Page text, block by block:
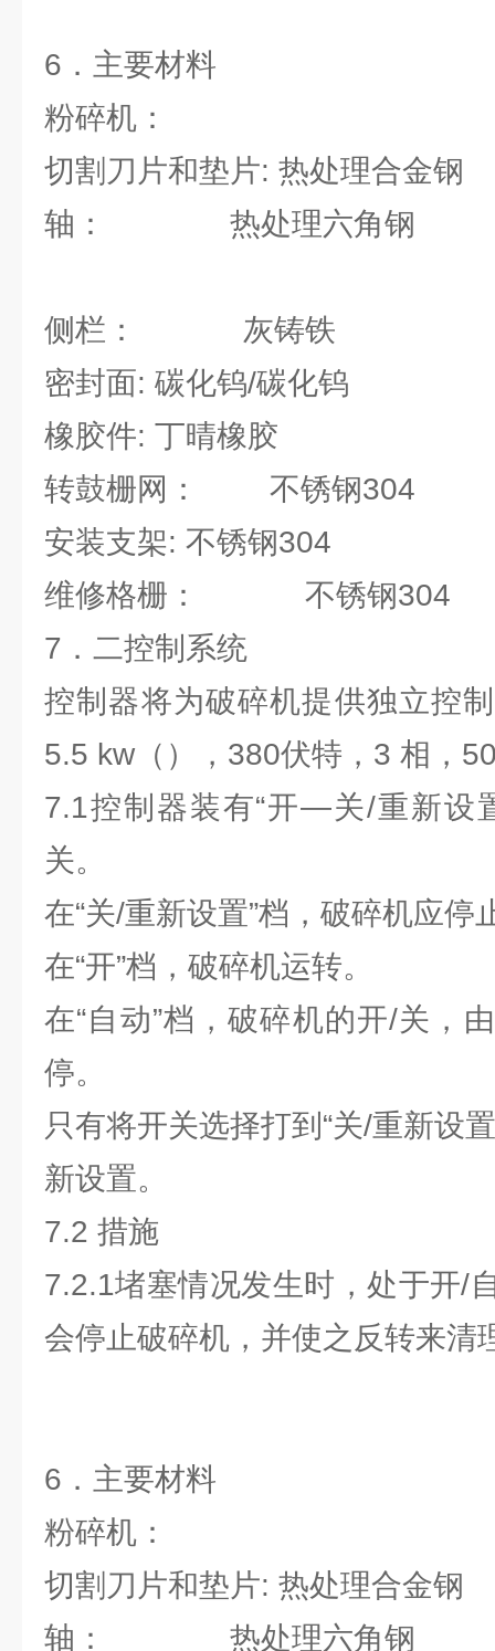
6．主要材料
粉碎机：
切割刀片和垫片: 热处理合金钢
轴： 热处理六角钢
侧栏： 灰铸铁
密封面: 碳化钨/碳化钨
橡胶件: 丁晴橡胶
转鼓栅网： 不锈钢304
安装支架: 不锈钢304
维修格栅： 不锈钢304
7．二控制系统
控制器将为破碎机提供独立控
5.5 kw（），380伏特，3 相，
7.1控制器装有“开—关/重新设
关。
在“关/重新设置”档，破碎机应停
在“开”档，破碎机运转。
在“自动”档，破碎机的开/关，
停。
只有将开关选择打到“关/重新设
新设置。
7.2 措施
7.2.1堵塞情况发生时，处于开/
会停止破碎机，并使之反转来清
6．主要材料
粉碎机：
切割刀片和垫片: 热处理合金钢
轴： 热处理六角钢